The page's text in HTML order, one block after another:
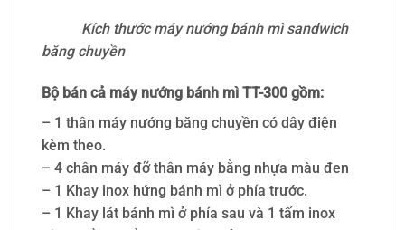
Kích thước máy nướng bánh mì sandwich
băng chuyền
Bộ bán cả máy nướng bánh mì TT-300 gồm:
– 1 thân máy nướng băng chuyền có dây điện
kèm theo.
– 4 chân máy đỡ thân máy bằng nhựa màu đen
– 1 Khay inox hứng bánh mì ở phía trước.
– 1 Khay lát bánh mì ở phía sau và 1 tấm inox